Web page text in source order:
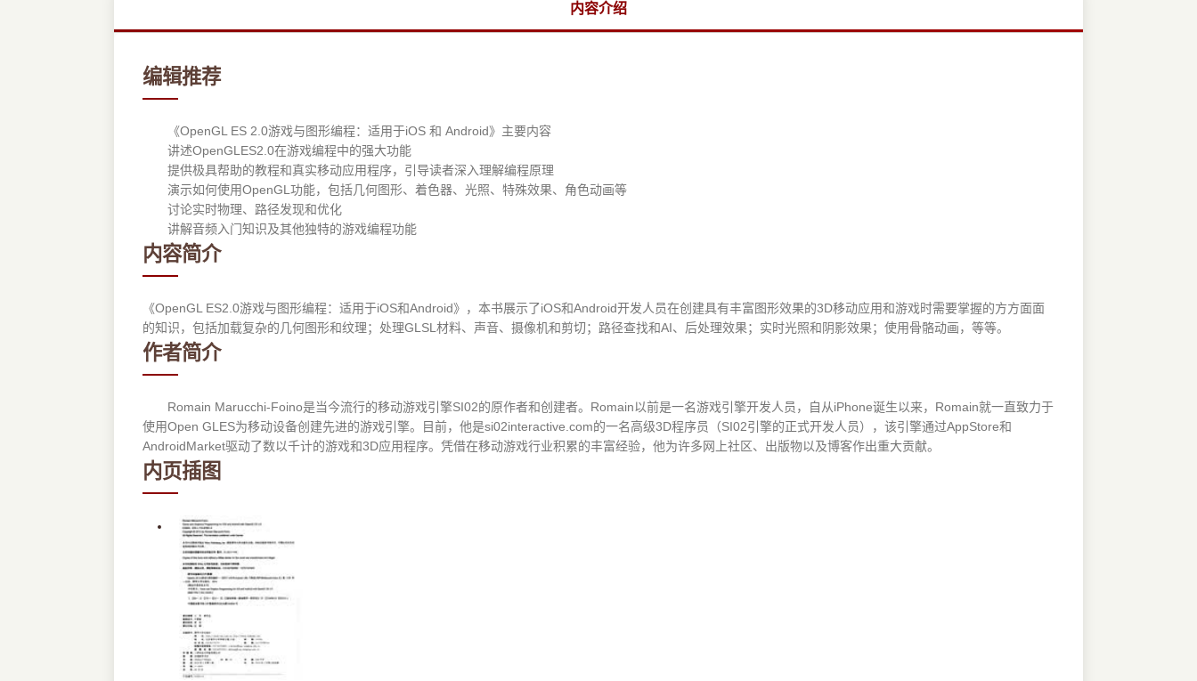
内容介绍
编辑推荐
《OpenGL ES 2.0游戏与图形编程：适用于iOS 和 Android》主要内容
讲述OpenGLES2.0在游戏编程中的强大功能
提供极具帮助的教程和真实移动应用程序，引导读者深入理解编程原理
演示如何使用OpenGL功能，包括几何图形、着色器、光照、特殊效果、角色动画等
讨论实时物理、路径发现和优化
讲解音频入门知识及其他独特的游戏编程功能
内容简介
《OpenGL ES2.0游戏与图形编程：适用于iOS和Android》，本书展示了iOS和Android开发人员在创建具有丰富图形效果的3D移动应用和游戏时需要掌握的方方面面
的知识，包括加载复杂的几何图形和纹理；处理GLSL材料、声音、摄像机和剪切；路径查找和AI、后处理效果；实时光照和阴影效果；使用骨骼动画，等等。
作者简介
Romain Marucchi-Foino是当今流行的移动游戏引擎SI02的原作者和创建者。Romain以前是一名游戏引擎开发人员，自从iPhone诞生以来，Romain就一直致力于
使用Open GLES为移动设备创建先进的游戏引擎。目前，他是si02interactive.com的一名高级3D程序员（SI02引擎的正式开发人员），该引擎通过AppStore和
AndroidMarket驱动了数以千计的游戏和3D应用程序。凭借在移动游戏行业积累的丰富经验，他为许多网上社区、出版物以及博客作出重大贡献。
内页插图